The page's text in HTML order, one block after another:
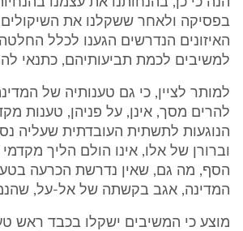
בפסיקה ולאחר ששקלנו את השיקולים
האיזונים הנדרשים הגענו לכלל
למשיבים לכמת תביעותיהם, כתנאי
למותר לציין, כי גם טענותיה של
להרים מסך, אינן, על פניהן, טענות
הנוגעות לתשתית העובדתית שעליה
וברורן של אלו, אינו הולם הליך
הסף, מה גם, שאין נדרשת הכרעה
המדינה, אגב בקשתה של אל-על,
מוצע כי המשיבים ישקלו בכבד ראש